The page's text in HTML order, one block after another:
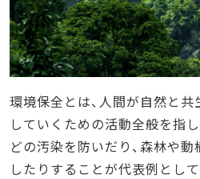
基礎を固める
オンライン学習を活用
まとめ
環境保全とは、人間が自然と共
していくための活動全般を指
どの汚染を防いだり、森林や
したりすることが代表例とし